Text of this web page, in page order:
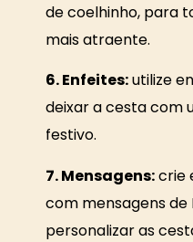
de coelhinho, para
mais atraente.
6. Enfeites:utilize
deixar a cesta com
festivo.
7. Mensagens:crie
com mensagens de
personalizar as